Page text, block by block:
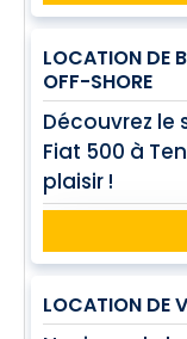
LOCATION DE
OFF-SHORE
Découvrez
Fiat 500 à
plaisir !
LOCATION DE